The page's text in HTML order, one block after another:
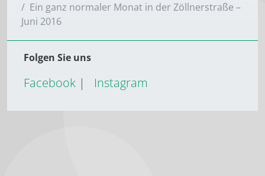
Ein ganz normaler Monat in der Zöllnerstraße –
Juni 2016
Folgen Sie uns
Facebook | Instagram